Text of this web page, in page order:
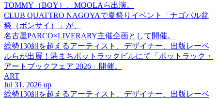
TOMMY（BOY）、MOOLAら出演。
CLUB QUATTRO NAGOYAで夏祭りイベント「ナゴパル盆
祭（ボンサイ）」が、
名古屋PARCO×LIVERARY主催企画として開催。
総勢130組を超えるアーティスト、デザイナー、出版レーベ
ルらが出展！港まちポットラックビルにて「ポットラック・
アートブックフェア 2026」開催。
ART
Jul 31. 2026 up
総勢130組を超えるアーティスト、デザイナー、出版レーベ